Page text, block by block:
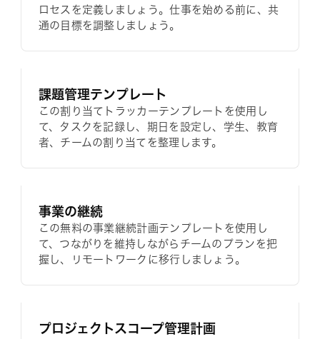
ロセスを定義しましょう。仕事を始める前に、共
通の目標を調整しましょう。
課題管理テンプレート
この割り当てトラッカーテンプレートを使用し
て、タスクを記録し、期日を設定し、学生、教育
者、チームの割り当てを整理します。
事業の継続
この無料の事業継続計画テンプレートを使用し
て、つながりを維持しながらチームのプランを把
握し、リモートワークに移行しましょう。
プロジェクトスコープ管理計画